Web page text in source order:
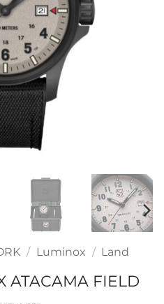
/ Luminox / Land
ATACAMA FIELD